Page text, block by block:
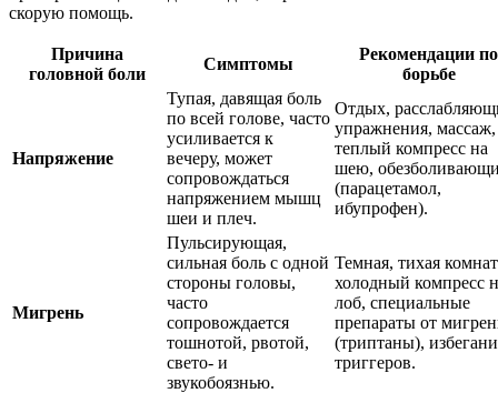
скорую помощь.
Причина
головной боли
Симптомы
Рекомендации по
борьбе
Напряжение
Тупая, давящая боль
по всей голове, часто
усиливается к
вечеру, может
сопровождаться
напряжением мышц
шеи и плеч.
Отдых,
упражнения, массаж,
теплый компресс на
шею,
(парацетамол,
ибупрофен).
Мигрень
Пульсирующая,
сильная боль с одной
стороны головы,
часто
сопровождается
тошнотой, рвотой,
свето- и
звукобоязнью.
Темная, тихая
холодный компресс
лоб, специальные
препараты от
(триптаны),
триггеров.